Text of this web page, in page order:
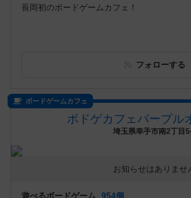
長岡初のボードゲームカフェ！
フォローする
ボードゲームカフェ
ボドゲカフェパープル
埼玉県幸手市南2丁目
お知らせはありませ
遊べるボードゲーム 954個